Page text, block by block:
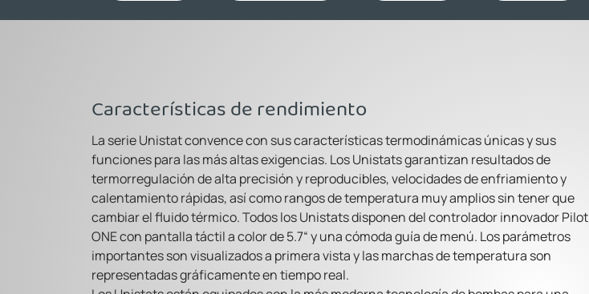
Características de rendimiento
La serie Unistat convence con sus características termodinámicas únicas y sus
funciones para las más altas exigencias. Los Unistats garantizan resultados de
termorregulación de alta precisión y reproducibles, velocidades de enfriamiento y
calentamiento rápidas, así como rangos de temperatura muy amplios sin tener que
cambiar el fluido térmico. Todos los Unistats disponen del controlador innovador Pilot
ONE con pantalla táctil a color de 5.7“ y una cómoda guía de menú. Los parámetros
importantes son visualizados a primera vista y las marchas de temperatura son
representadas gráficamente en tiempo real.